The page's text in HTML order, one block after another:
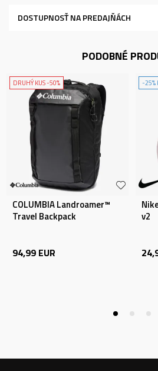
DOSTUPNOSŤ NA PREDAJŇÁCH
PODOBNÉ
DRUHÝ KUS -50%
COLUMBIA Landroamer™
Travel Backpack
94,99 EUR
-25%
v2